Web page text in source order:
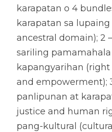
karapatan o 4
karapatan sa
ancestral domain); 2
sariling
kapangyarihan
and empowerment);
panlipunan at
justice and human
pang-kultural